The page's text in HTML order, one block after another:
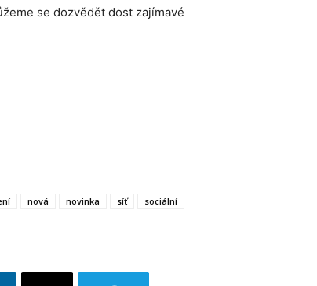
se dozvědět dost zajímavé
nová novinka síť
sociální